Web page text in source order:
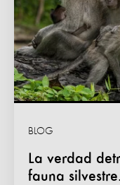
La verdad
fauna
BLOG